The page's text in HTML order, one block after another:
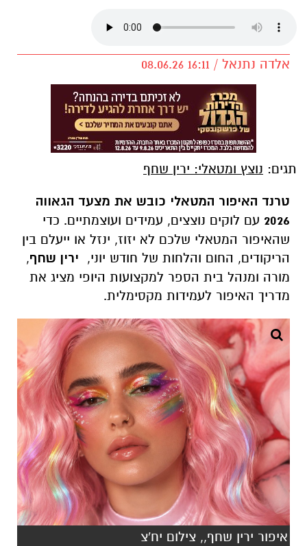
אלדה נתנאל / 16:11 08.06.26
תגים: נוצץ ומטאלי: ירין שחף
טרנד האיפור המטאלי כובש את מצעד הגאווה
2026 עם לוקים נוצצים, עמידים ועוצמתיים. כדי
שהאיפור המטאלי שלכם לא יזוז, ינזל או ייעלם בין
הריקודים, החום והלחות של חודש יוני, ירין שחף,
מורה ומנהל בית הספר למקצועות היופי מציג את
מדריך האיפור לעמידות מקסימלית.
איפור ירין שחף,, צילום יח'צ